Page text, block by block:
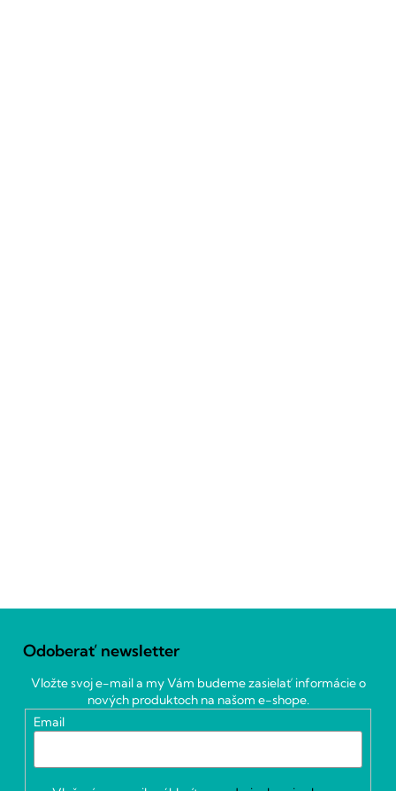
Odoberať newsletter
Vložte svoj e-mail a my Vám budeme zasielať informácie o
nových produktoch na našom e-shope.
Email